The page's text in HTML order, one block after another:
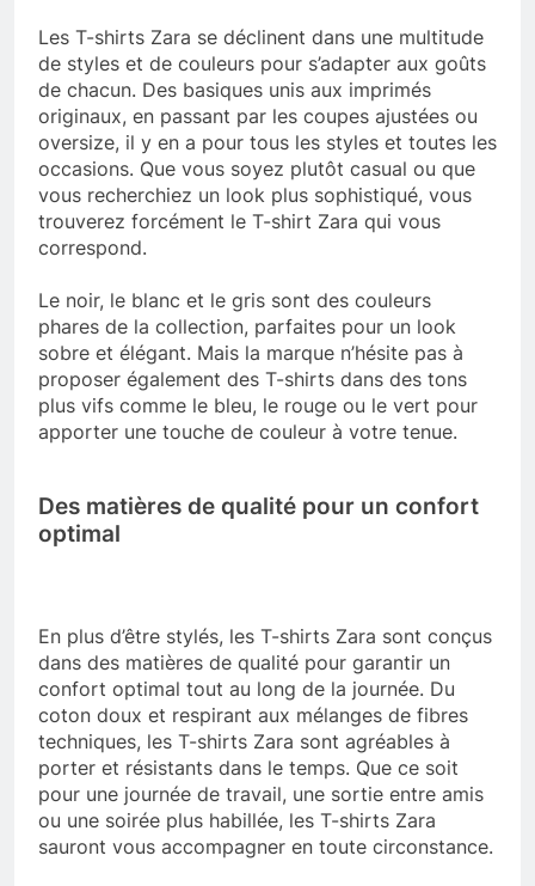
Les T-shirts Zara se déclinent dans une multitude
de styles et de couleurs pour s’adapter aux goûts
de chacun. Des basiques unis aux imprimés
originaux, en passant par les coupes ajustées ou
oversize, il y en a pour tous les styles et toutes les
occasions. Que vous soyez plutôt casual ou que
vous recherchiez un look plus sophistiqué, vous
trouverez forcément le T-shirt Zara qui vous
correspond.
Le noir, le blanc et le gris sont des couleurs
phares de la collection, parfaites pour un look
sobre et élégant. Mais la marque n’hésite pas à
proposer également des T-shirts dans des tons
plus vifs comme le bleu, le rouge ou le vert pour
apporter une touche de couleur à votre tenue.
Des matières de qualité pour un confort
optimal
En plus d’être stylés, les T-shirts Zara sont conçus
dans des matières de qualité pour garantir un
confort optimal tout au long de la journée. Du
coton doux et respirant aux mélanges de fibres
techniques, les T-shirts Zara sont agréables à
porter et résistants dans le temps. Que ce soit
pour une journée de travail, une sortie entre amis
ou une soirée plus habillée, les T-shirts Zara
sauront vous accompagner en toute circonstance.